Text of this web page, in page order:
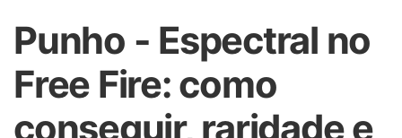
Punho - Espectral no
Free Fire: como
conseguir, raridade e